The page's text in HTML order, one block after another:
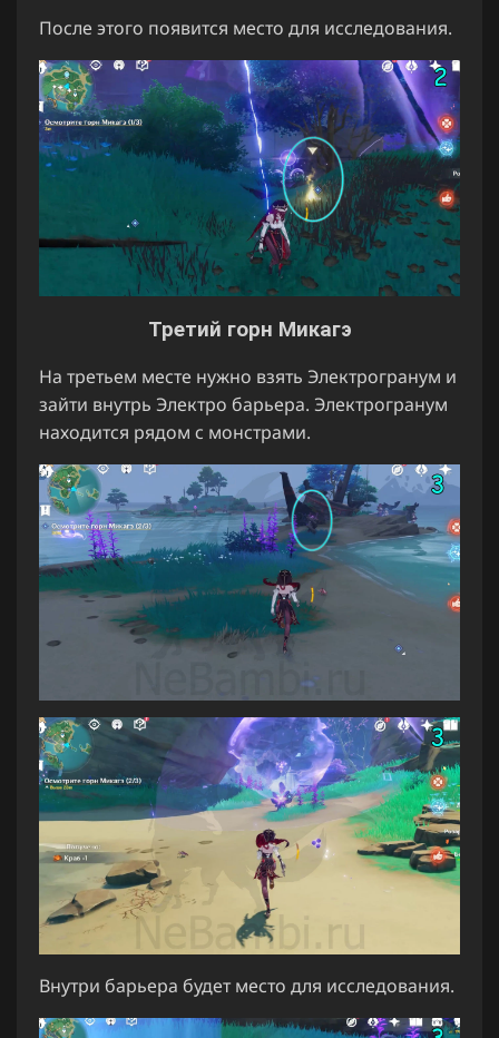
После этого появится место для исследования.
Третий горн Микагэ
На третьем месте нужно взять Электрогранум и
зайти внутрь Электро барьера. Электрогранум
находится рядом с монстрами.
Внутри барьера будет место для исследования.